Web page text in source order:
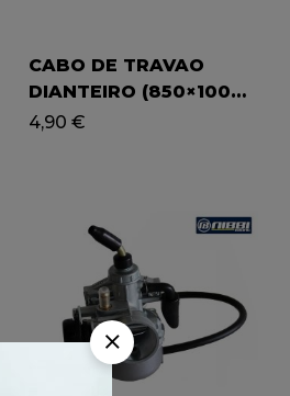
CABO DE TRAVAO
DIANTEIRO (850×1000)
– SAKER, THUNDER,
4,90€